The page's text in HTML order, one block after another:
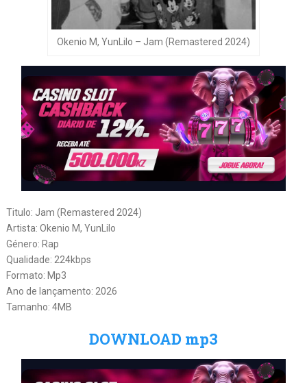
Okenio M, YunLilo – Jam (Remastered 2024)
Titulo: Jam (Remastered 2024)
Artista: Okenio M, YunLilo
Género: Rap
Qualidade: 224kbps
Formato: Mp3
Ano de lançamento: 2026
Tamanho: 4MB
DOWNLOAD mp3